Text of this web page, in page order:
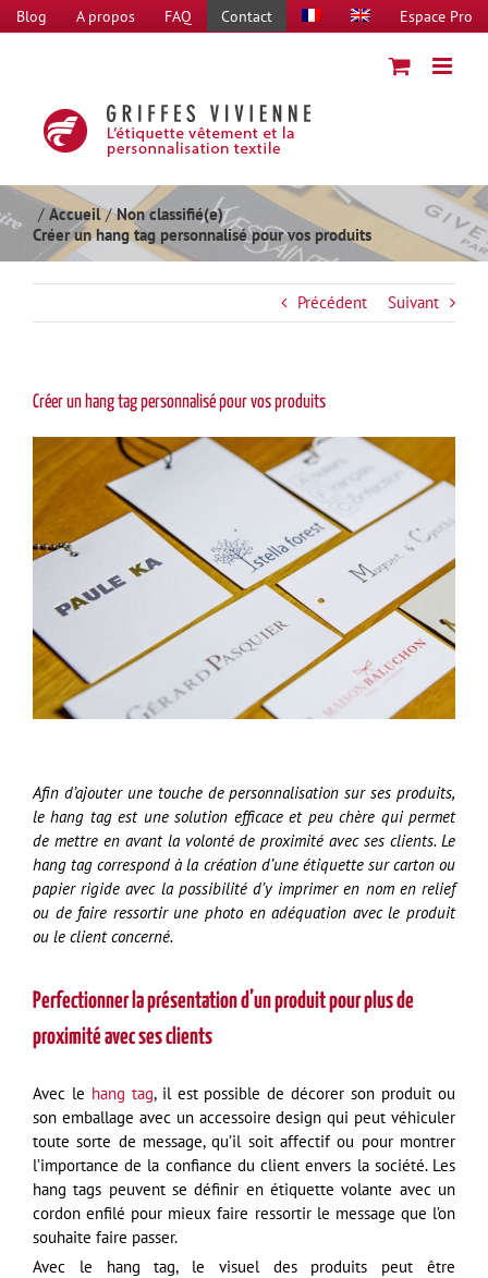
Passer
au
Blog A propos FAQ Contact Espace Pro
Accueil
Non classifié(e)
Créer un hang tag personnalisé pour vos produits
Précédent Suivant
Créer un hang tag personnalisé pour vos produits
l'image
agrandie
Afin d’ajouter une touche de personnalisation sur ses produits,
le hang tag est une solution efficace et peu chère qui permet
de mettre en avant la volonté de proximité avec ses clients. Le
hang tag correspond à la création d’une étiquette sur carton ou
papier rigide avec la possibilité d’y imprimer en nom en relief
ou de faire ressortir une photo en adéquation avec le produit
ou le client concerné.
Perfectionner la présentation d’un produit pour plus de
proximité avec ses clients
Avec le hang tag, il est possible de décorer son produit ou
son emballage avec un accessoire design qui peut véhiculer
toute sorte de message, qu’il soit affectif ou pour montrer
l’importance de la confiance du client envers la société. Les
hang tags peuvent se définir en étiquette volante avec un
cordon enfilé pour mieux faire ressortir le message que l’on
souhaite faire passer.
Avec le hang tag, le visuel des produits peut être